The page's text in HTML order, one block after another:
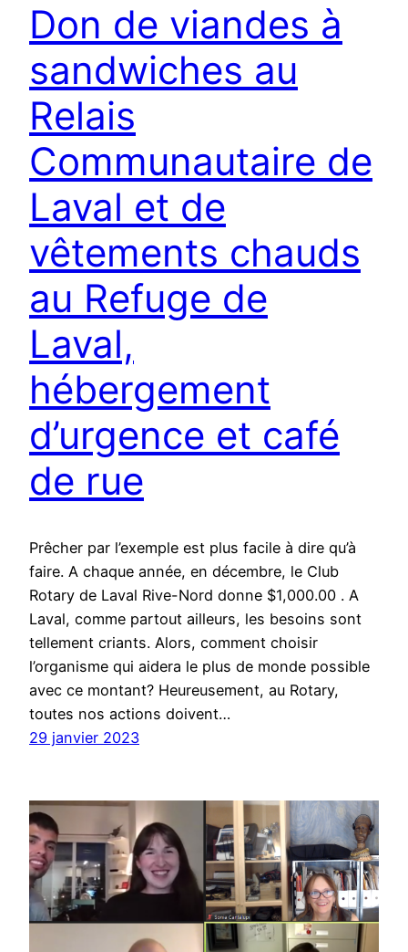
Don de viandes à
sandwiches au
Relais
Communautaire de
Laval et de
vêtements chauds
au Refuge de
Laval,
hébergement
d’urgence et café
de rue
Prêcher par l’exemple est plus facile à dire qu’à
faire. A chaque année, en décembre, le Club
Rotary de Laval Rive-Nord donne $1,000.00 . A
Laval, comme partout ailleurs, les besoins sont
tellement criants. Alors, comment choisir
l’organisme qui aidera le plus de monde possible
avec ce montant? Heureusement, au Rotary,
toutes nos actions doivent…
29 janvier 2023